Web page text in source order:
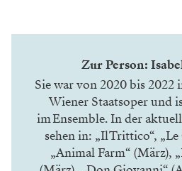
Zur Person:
Sie war von 2020 bis
Wiener Staatsoper und
im Ensemble. In der
sehen in: „Il Trittico“,
„Animal Farm“ (März),